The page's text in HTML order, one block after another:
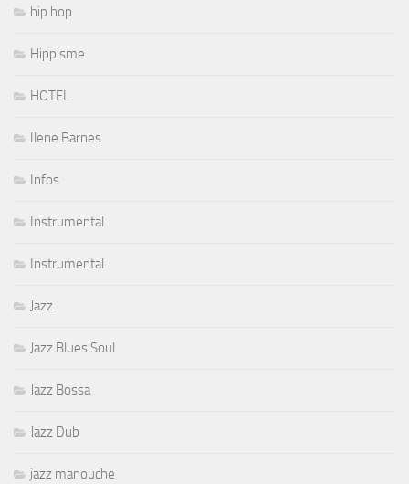
hip hop
Hippisme
HOTEL
Ilene Barnes
Infos
Instrumental
Instrumental
Jazz
Jazz Blues Soul
Jazz Bossa
Jazz Dub
jazz manouche